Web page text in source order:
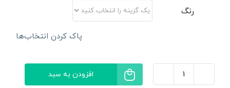
رنگ
پاک کردن انتخاب‌ها
شیرآلات
افزودن به سبد